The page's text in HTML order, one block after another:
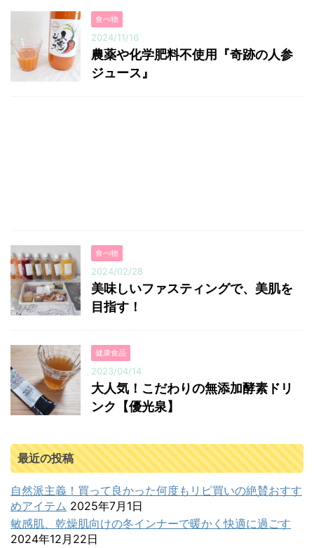
食べ物
2024/11/16
農薬や化学肥料不使用『奇跡の人参
ジュース』
食べ物
2024/02/28
美味しいファスティングで、美肌を
目指す！
健康食品
2023/04/14
大人気！こだわりの無添加酵素ドリ
ンク【優光泉】
最近の投稿
自然派主義！買って良かった何度もリピ買いの絶賛おすす
めアイテム 2025年7月1日
敏感肌、乾燥肌向けの冬インナーで暖かく快適に過ごす
2024年12月22日